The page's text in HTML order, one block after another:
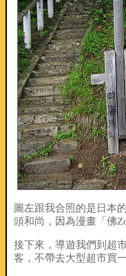
圖左跟我合照的是日本
頭和尚，因為漫畫「佛
接下來，導遊我們到超
客，不帶去大型超市買